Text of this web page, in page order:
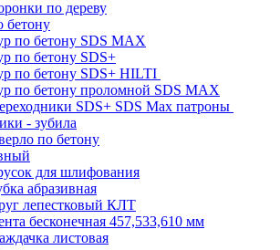
по дереву
бетону
по бетону SDS MAX
по бетону SDS+
по бетону SDS+ HILTI
по бетону проломной SDS MAX
SDS+ SDS Max патроны
- зубила
по бетону
для шлифования
абразивная
лепестковый КЛТ
бесконечная 457,533,610 мм
листовая